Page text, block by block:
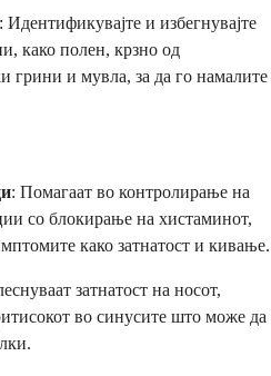
: Идентификувајте и избегнувајте
како полен, крзно од
и мувла, за да го намалите
: Помагаат во контролирање на
со блокирање на хистаминот,
како затнатост и кивање.
затнатост на носот,
во синусите што може да